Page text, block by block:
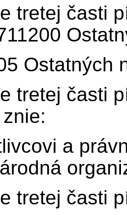
tretej časti
Ostatných
tretej časti
a
tretej časti